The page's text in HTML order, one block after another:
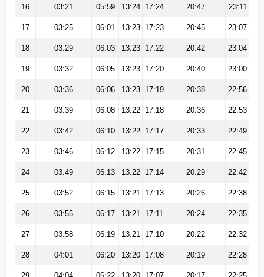
16 03:21 05:59 13:24 17:24 20:47 23:11
17 03:25 06:01 13:23 17:23 20:45 23:07
18 03:29 06:03 13:23 17:22 20:42 23:04
19 03:32 06:05 13:23 17:20 20:40 23:00
20 03:36 06:06 13:23 17:19 20:38 22:56
21 03:39 06:08 13:22 17:18 20:36 22:53
22 03:42 06:10 13:22 17:17 20:33 22:49
23 03:46 06:12 13:22 17:15 20:31 22:45
24 03:49 06:13 13:22 17:14 20:29 22:42
25 03:52 06:15 13:21 17:13 20:26 22:38
26 03:55 06:17 13:21 17:11 20:24 22:35
27 03:58 06:19 13:21 17:10 20:22 22:32
28 04:01 06:20 13:20 17:08 20:19 22:28